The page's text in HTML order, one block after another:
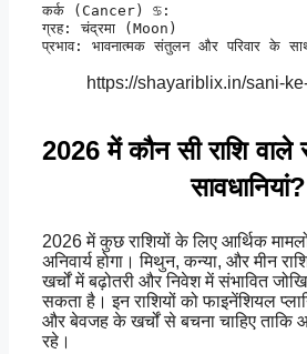
कर्क (Cancer) ♋:
ग्रह: चंद्रमा (Moon)
प्रभाव: भावनात्मक संतुलन और परिवार के
https://shayariblix.in/sani-
2026 में कौन सी राशि वाले
सावधानियां?
2026 में कुछ राशियों के लिए आर्थिक
अनिवार्य होगा। मिथुन, कन्या, और मीन
खर्चों में बढ़ोतरी और निवेश में संभावित
सकता है। इन राशियों को फाइनेंशियल
और बेवजह के खर्चों से बचना चाहिए ताकि
रहे।